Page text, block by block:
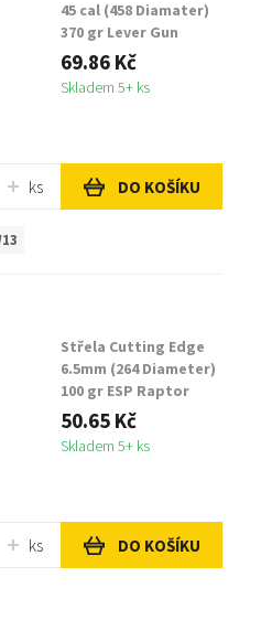
45 cal (458 Diamater)
370 gr Lever Gun
Safari Raptor
69.86 Kč
Skladem 5+ ks
ks DO KOŠÍKU
Střela Cutting Edge
6.5mm (264 Diameter)
100 gr ESP Raptor
50.65 Kč
Skladem 5+ ks
ks DO KOŠÍKU